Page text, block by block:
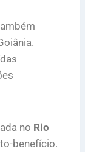
no Rio
benefício.